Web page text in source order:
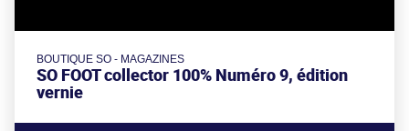
BOUTIQUE SO - MAGAZINES
SO FOOT collector 100% Numéro 9, édition
vernie